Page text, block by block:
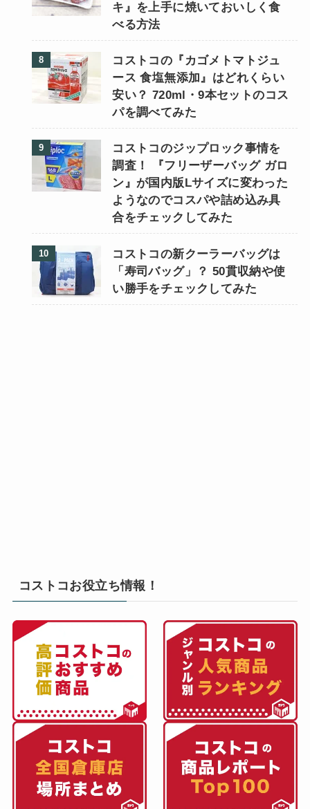
キ』を上手に焼いておいしく食
べる方法
コストコの『カゴメトマトジュ
ース 食塩無添加』はどれくらい
安い？ 720ml・9本セットのコス
パを調べてみた
コストコのジップロック事情を
調査！ 『フリーザーバッグ ガロ
ン』が国内版Lサイズに変わった
ようなのでコスパや詰め込み具
合をチェックしてみた
コストコの新クーラーバッグは
「寿司バッグ」？ 50貫収納や使
い勝手をチェックしてみた
コストコお役立ち情報！